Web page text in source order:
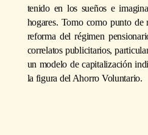
tenido en los sueños e
hogares. Tomo como punto de
reforma del régimen
correlatos publicitarios,
un modelo de capitalización
la figura del Ahorro Voluntario.